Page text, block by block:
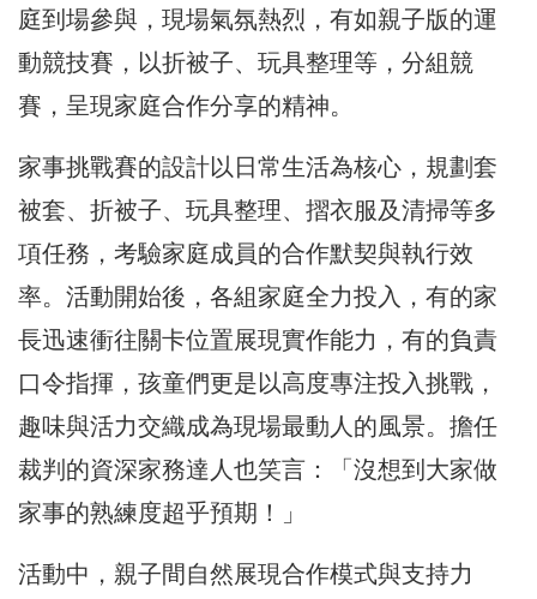
庭到場參與，現場氣氛熱烈，有如親子版的運
動競技賽，以折被子、玩具整理等，分組競
賽，呈現家庭合作分享的精神。
家事挑戰賽的設計以日常生活為核心，規劃套
被套、折被子、玩具整理、摺衣服及清掃等多
項任務，考驗家庭成員的合作默契與執行效
率。活動開始後，各組家庭全力投入，有的家
長迅速衝往關卡位置展現實作能力，有的負責
口令指揮，孩童們更是以高度專注投入挑戰，
趣味與活力交織成為現場最動人的風景。擔任
裁判的資深家務達人也笑言：「沒想到大家做
家事的熟練度超乎預期！」
活動中，親子間自然展現合作模式與支持力